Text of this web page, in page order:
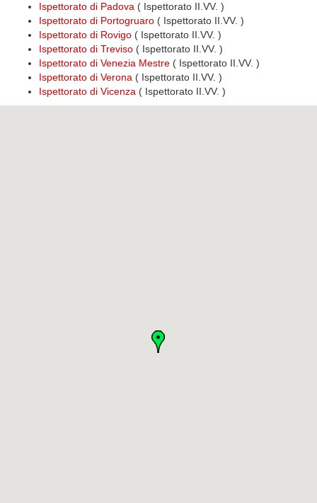
Ispettorato di Padova ( Ispettorato II.VV. )
Ispettorato di Portogruaro ( Ispettorato II.VV. )
Ispettorato di Rovigo ( Ispettorato II.VV. )
Ispettorato di Treviso ( Ispettorato II.VV. )
Ispettorato di Venezia Mestre ( Ispettorato II.VV. )
Ispettorato di Verona ( Ispettorato II.VV. )
Ispettorato di Vicenza ( Ispettorato II.VV. )